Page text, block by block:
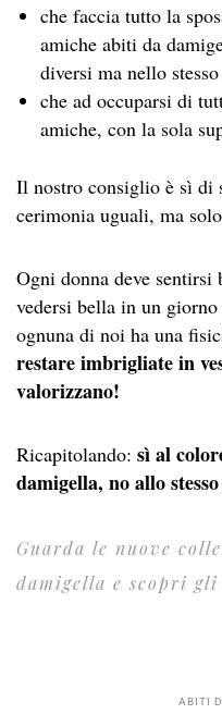
che faccia tutto la
amiche abiti da
diversi ma nello
che ad occuparsi di
amiche, con la sola
Il nostro consiglio è sì di
cerimonia uguali, ma
Ogni donna deve sentirsi
vedersi bella in un
ognuna di noi ha una
restare imbrigliate in
valorizzano!
Ricapitolando: sì al
damigella, no allo
Guarda le nuove
damigella e scopri
ABITI